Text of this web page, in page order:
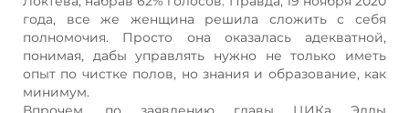
года, все же женщина решила сложить с себя
полномочия. Просто она оказалась адекватной,
понимая, дабы управлять нужно не только иметь
опыт по чистке полов, но знания и образование, как
минимум.